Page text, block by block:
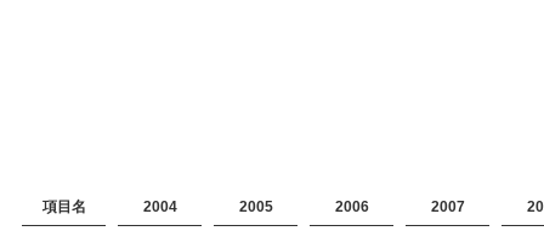
項目名 2004 2005 2006 2007